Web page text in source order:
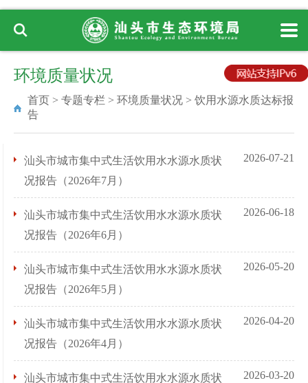
环境质量状况
首页 > 专题专栏 > 环境质量状况 > 饮用水源水质达标报
告
汕头市城市集中式生活饮用水水源水质状
况报告（2026年7月）
2026-07-21
汕头市城市集中式生活饮用水水源水质状
况报告（2026年6月）
2026-06-18
汕头市城市集中式生活饮用水水源水质状
况报告（2026年5月）
2026-05-20
汕头市城市集中式生活饮用水水源水质状
况报告（2026年4月）
2026-04-20
汕头市城市集中式生活饮用水水源水质状
2026-03-20